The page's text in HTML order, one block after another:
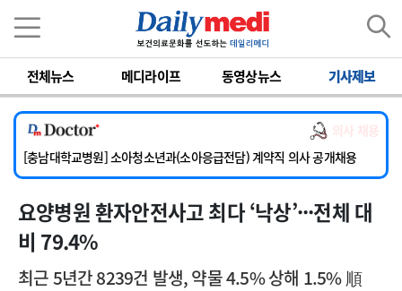
전체뉴스 메디라이프 동영상뉴스 기사제보
의사 채용
[서울아산병원] 2026년 하반기 인턴 모집
[영남대학교의료원] 마취통증의학과 임기제 임상의사 채용
[충남대학교병원] 소아청소년과(소아응급전담) 계약직 의사 공개채용
[동부병원] 계약직(응급의학과 전문의) 직원모집
[이대목동병원] 하반기 전공의(레지던트1년차) 모집
[서울아산병원] 2026년 하반기 인턴 모집
[영남대학교의료원] 마취통증의학과 임기제 임상의사 채용
요양병원 환자안전사고 최다 ‘낙상’···전체 대
비 79.4%
최근 5년간 8239건 발생, 약물 4.5% 상해 1.5% 順